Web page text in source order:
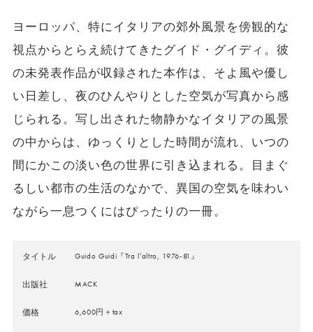
ヨーロッパ、特にイタリアの郊外風景を傍観的な
視点からとらえ続けてきたグイド・グイディ。彼
の未発表作品が収録された本作は、そよ風や優し
い日差し、夜のひんやりとした空気が写真から感
じられる。写し出された物静かなイタリアの風景
の中からは、ゆっくりとした時間が流れ、いつの
間にかこの淡い色の世界に引き込まれる。目まぐ
るしい都市の生活のなかで、異国の空気を味わい
ながら一息つくにはぴったりの一冊。
タイトル Guido Guidi『Tra l’altro, 1976-81』
出版社 MACK
価格 6,600円＋tax